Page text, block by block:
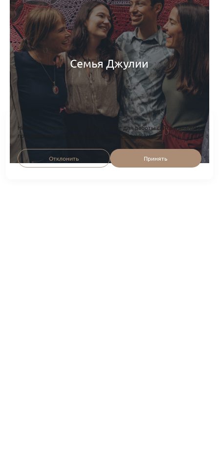
Семья Джулии
На сайте используются файлы cookie для работы сайта и анализа
посещаемости.
Политика конфиденциальности
Отклонить Принять